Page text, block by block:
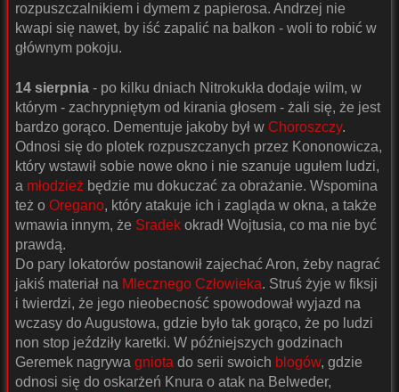
rozpuszczalnikiem i dymem z papierosa. Andrzej nie
kwapi się nawet, by iść zapalić na balkon - woli to robić w
głównym pokoju.
14 sierpnia - po kilku dniach Nitrokukła dodaje wilm, w
którym - zachrypniętym od kirania głosem - żali się, że jest
bardzo gorąco. Dementuje jakoby był w Choroszczy.
Odnosi się do plotek rozpuszczanych przez Kononowicza,
który wstawił sobie nowe okno i nie szanuje ugułem ludzi,
a młodzież będzie mu dokuczać za obrażanie. Wspomina
też o Oregano, który atakuje ich i zagląda w okna, a także
wmawia innym, że Sradek okradł Wojtusia, co ma nie być
prawdą.
Do pary lokatorów postanowił zajechać Aron, żeby nagrać
jakiś materiał na Mlecznego Człowieka. Struś żyje w fiksji
i twierdzi, że jego nieobecność spowodował wyjazd na
wczasy do Augustowa, gdzie było tak gorąco, że po ludzi
non stop jeździły karetki. W późniejszych godzinach
Geremek nagrywa gniota do serii swoich blogów, gdzie
odnosi się do oskarżeń Knura o atak na Belweder,